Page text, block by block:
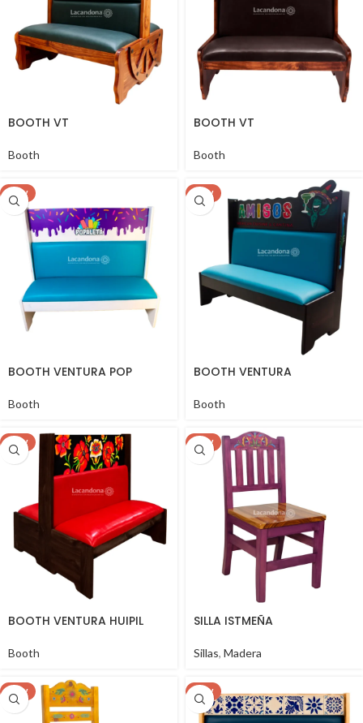
BOOTH VT
Booth
BOOTH VT
Booth
NEW
BOOTH VENTURA POP
Booth
NEW
BOOTH VENTURA
Booth
NEW
BOOTH VENTURA HUIPIL
Booth
NEW
SILLA ISTMEÑA
Sillas, Madera
NEW NEW